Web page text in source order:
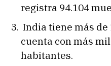
registra 94.104
India tiene más
cuenta con más
habitantes.